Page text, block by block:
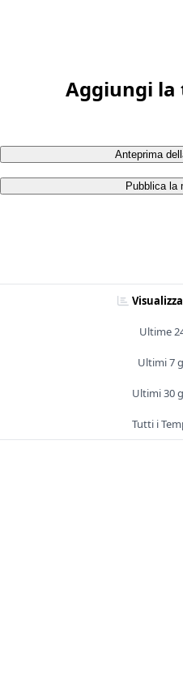
Aggiungi la
Anteprima
Pubblica la
Ultime
Ultimi 7
Ultimi 30
Tutti i